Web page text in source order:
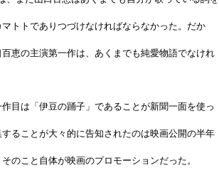
マトトでありつづけなければならなかった。だか
恵の主演第一作は、あくまでも純愛物語でなけれ
目は「伊豆の踊子」であることが新聞一面を使っ
ることが大々的に告知されたのは映画公開の半年
のこと自体が映画のプロモーションだった。